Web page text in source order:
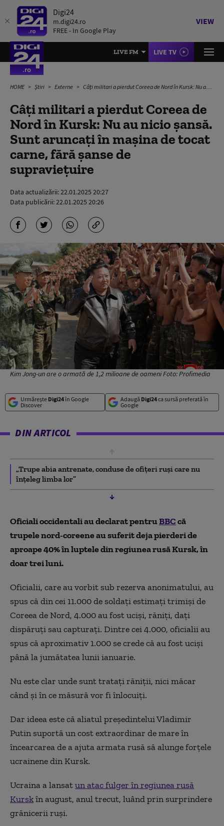
Digi24
m.digi24.ro
FREE - In Google Play
VIEW
LIVE FM LIVE TV
HOME Știri Externe Câți militari a pierdut Coreea de Nord în Kursk: Nu au nicio șansă. Sunt aruncați în mașina de tocat carne, fără șanse de supraviețuire
Câți militari a pierdut Coreea de
Nord în Kursk: Nu au nicio șansă.
Sunt aruncați în mașina de tocat
carne, fără șanse de
supraviețuire
Data actualizării:22.01.2025 20:27
Data publicării:22.01.2025 20:26
Kim Jong-un are o armată de 1,2 milioane de oameni Foto: Profimedia
Urmărește Digi24în Google
Discover
Adaugă Digi24ca sursă preferată în
Google
DIN ARTICOL
„Trupe abia antrenate, conduse de ofițeri ruși care nu
înțeleg limba lor”
Oficiali occidentali au declarat pentruBBCcă
trupele nord-coreene au suferit deja pierderi de
aproape 40% în luptele din regiunea rusă Kursk, în
doar trei luni.
Oficialii, care au vorbit sub rezerva anonimatului, au
spus că din cei 11.000 de soldați estimați trimiși de
Coreea de Nord, 4.000 au fost uciși, răniți, dați
dispăruți sau capturați. Dintre cei 4.000, oficialii au
spus că aproximativ 1.000 se crede că au fost uciși
până la jumătatea lunii ianuarie.
Nu este clar unde sunt tratați răniții, nici măcar
când și în ce măsură vor fi înlocuiți.
Dar ideea este că aliatul președintelui Vladimir
Putin suportă un cost extraordinar de mare în
încearcarea de a ajuta armata rusă să alunge forțele
ucrainene din Kursk.
Ucraina a lansatun atac fulger în regiunea rusă
Kurskîn august, anul trecut, luând prin surprindere
grănicerii ruși.